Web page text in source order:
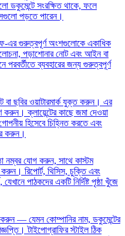
ডকুমেন্টে সংরক্ষিত থাকে, ফলে
পড়তে পারেন।
এর গুরুত্বপূর্ণ অংশগুলোকে একাধিক
পড়াশোনার নোট এবং আইন বা
পরবর্তীতে ব্যবহারের জন্য গুরুত্বপূর্ণ
বা ছবির ওয়াটারমার্ক যুক্ত করুন। এর
ক্লায়েন্টের কাছে জমা দেওয়া
হিসেবে চিহ্নিত করতে এবং
করুন।
নম্বর যোগ করুন, সাথে কাস্টম
করুন। রিপোর্ট, থিসিস, চুক্তি এবং
পাঠকদের একটি নির্দিষ্ট পৃষ্ঠা খুঁজে
— যেমন কোম্পানির নাম, ডকুমেন্টের
টাইপোগ্রাফির স্টাইল ঠিক